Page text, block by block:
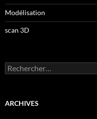
Modélisation
scan 3D
Rechercher :
ARCHIVES